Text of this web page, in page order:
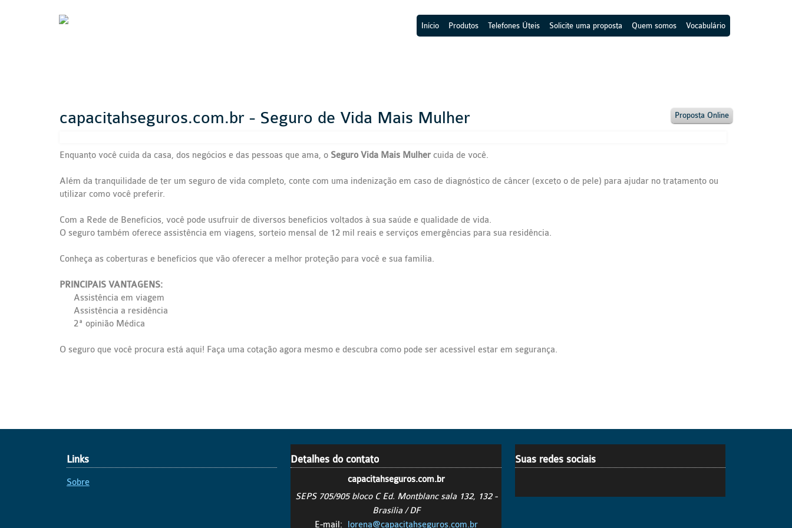
Início Produtos Telefones Úteis Solicite uma proposta Quem somos Vocabulário
Proposta Online
capacitahseguros.com.br - Seguro de Vida Mais Mulher
Enquanto você cuida da casa, dos negócios e das pessoas que ama, o Seguro Vida Mais Mulher cuida de você.
Além da tranquilidade de ter um seguro de vida completo, conte com uma indenização em caso de diagnóstico de câncer (exceto o de pele) para ajudar no tratamento ou
utilizar como você preferir.
Com a Rede de Benefícios, você pode usufruir de diversos benefícios voltados à sua saúde e qualidade de vida.
O seguro também oferece assistência em viagens, sorteio mensal de 12 mil reais e serviços emergências para sua residência.
Conheça as coberturas e benefícios que vão oferecer a melhor proteção para você e sua família.
PRINCIPAIS VANTAGENS:
Assistência em viagem
Assistência a residência
2ª opinião Médica
O seguro que você procura está aqui! Faça uma cotação agora mesmo e descubra como pode ser acessível estar em segurança.
Links
Sobre
Detalhes do contato
capacitahseguros.com.br
SEPS 705/905 bloco C Ed. Montblanc sala 132, 132 -
Brasília / DF
E-mail:
lorena@capacitahseguros.com.br
Suas redes sociais